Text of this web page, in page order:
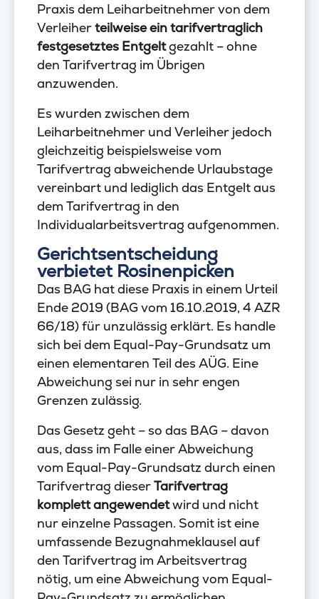
Praxis dem Leiharbeitnehmer von dem
Verleiherteilweise ein tarifvertraglich
festgesetztes Entgeltgezahlt – ohne
den Tarifvertrag im Übrigen
anzuwenden.
Es wurden zwischen dem
Leiharbeitnehmer und Verleiher jedoch
gleichzeitig beispielsweise vom
Tarifvertrag abweichende Urlaubstage
vereinbart und lediglich das Entgelt aus
dem Tarifvertrag in den
Individualarbeitsvertrag aufgenommen.
Gerichtsentscheidung
verbietet Rosinenpicken
Das BAG hat diese Praxis in einem Urteil
Ende 2019 (BAG vom 16.10.2019, 4 AZR
66/18) für unzulässig erklärt. Es handle
sich bei dem Equal-Pay-Grundsatz um
einen elementaren Teil des AÜG. Eine
Abweichung sei nur in sehr engen
Grenzen zulässig.
Das Gesetz geht – so das BAG – davon
aus, dass im Falle einer Abweichung
vom Equal-Pay-Grundsatz durch einen
Tarifvertrag dieserTarifvertrag
komplett angewendetwird und nicht
nur einzelne Passagen. Somit ist eine
umfassende Bezugnahmeklausel auf
den Tarifvertrag im Arbeitsvertrag
nötig, um eine Abweichung vom Equal-